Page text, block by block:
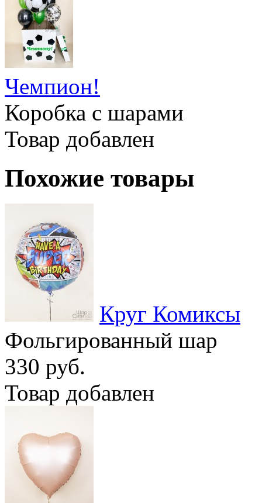
Чемпион!
Коробка с шарами
Товар добавлен
Похожие товары
Круг Комиксы
Фольгированный шар
330 руб.
Товар добавлен